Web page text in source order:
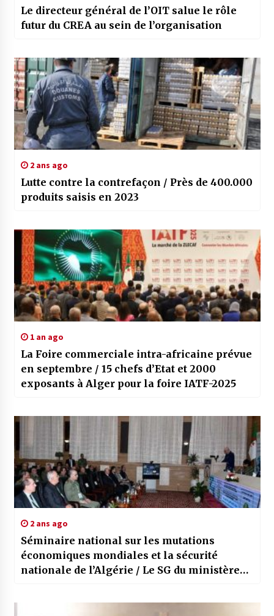
Le directeur général de l’OIT salue le rôle
futur du CREA au sein de l’organisation
2 ans ago
Lutte contre la contrefaçon / Près de 400.000
produits saisis en 2023
1 an ago
La Foire commerciale intra-africaine prévue
en septembre / 15 chefs d’Etat et 2000
exposants à Alger pour la foire IATF-2025
2 ans ago
Séminaire national sur les mutations
économiques mondiales et la sécurité
nationale de l’Algérie / Le SG du ministère
cérémonie d’ouverture